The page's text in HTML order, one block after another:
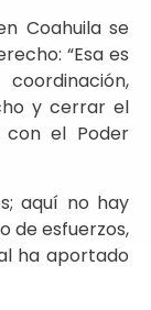
Coahuila se
“Esa es
y cerrar el
con el Poder
aquí no hay
de esfuerzos,
ha aportado